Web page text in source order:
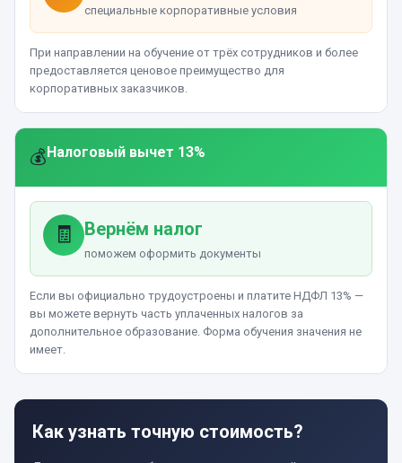
специальные корпоративные условия
При направлении на обучение от трёх сотрудников и более
предоставляется ценовое преимущество для
корпоративных заказчиков.
💰Налоговый вычет 13%
🧾 Вернём налог
поможем оформить документы
Если вы официально трудоустроены и платите НДФЛ 13% —
вы можете вернуть часть уплаченных налогов за
дополнительное образование. Форма обучения значения не
имеет.
Как узнать точную стоимость?